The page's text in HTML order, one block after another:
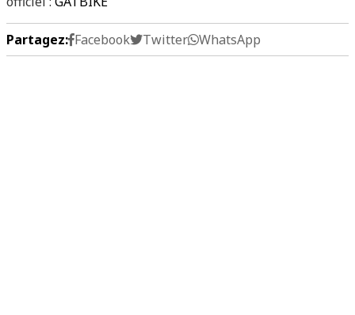
Partagez: Facebook Twitter WhatsApp